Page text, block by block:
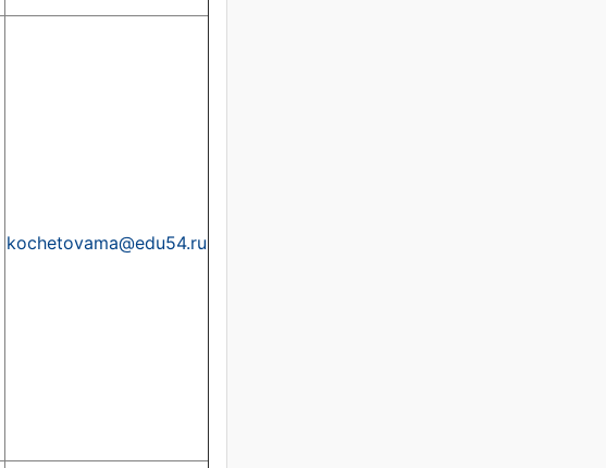
kochetovama@edu54.ru